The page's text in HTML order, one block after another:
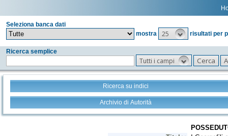
Seleziona banca dati
mostra
25 risultati per
Ricerca semplice
Tutti i campi
Ricerca su indici
Archivio di Autorità